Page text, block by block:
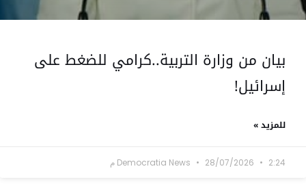
بيان من وزارة التربية..كرامي للضغط على
إسرائيل!
للمزيد »
Democratia News 28/07/2026 2:24 م